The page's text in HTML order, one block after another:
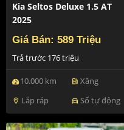
Kia Seltos Deluxe 1.5 AT
2025
Giá Bán: 589 Triệu
Trả trước 176 triệu
10.000 km ev_station Xăng
location_on Lắp ráp directions_car Số tự động